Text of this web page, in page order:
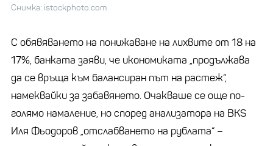
Снимка: istockphoto.com
С обявяването на понижаване на лихвите от 18 на
17%, банката заяви, че икономиката „продължава
да се връща към балансиран път на растеж“,
намеквайки за забавянето. Очакваше се още по-
голямо намаление, но според анализатора на BKS
Иля Фьодоров „отслабването на рублата“ –